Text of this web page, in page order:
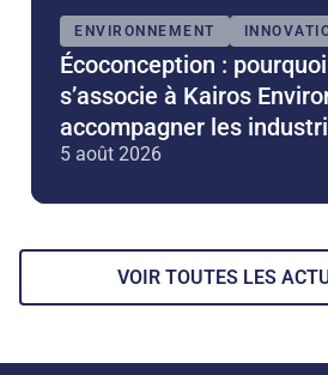
ENVIRONNEMENT
Écoconception :
s’associe à Kairos
accompagner les
5 août 2026
VOIR TOUTES LES